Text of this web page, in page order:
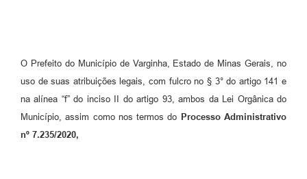
O Prefeito do Município de Varginha, Estado de Minas Gerais, no
uso de suas atribuições legais, com fulcro no § 3° do artigo 141 e
na alínea “f” do inciso II do artigo 93, ambos da Lei Orgânica do
Município, assim como nos termos do Processo Administrativo
nº 7.235/2020,